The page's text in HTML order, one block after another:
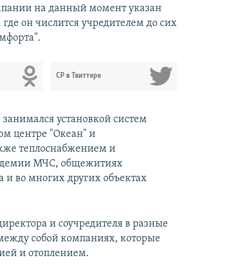
на данный момент указан
он числится учредителем до сих
СР в Твиттере
установкой систем
центре "Океан" и
теплоснабжением и
МЧС, общежитиях
и во многих других объектах
и соучредителя в разные
собой компаниях, которые
и отоплением.